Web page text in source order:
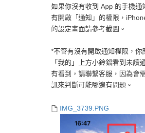
如果你沒有收到 App 的手機通
有開啟「通知」的權限，
的設定畫面請參考截圖。
*不管有沒有開啟通知權限，你
「我的」上方小鈴鐺看到未讀
有看到，請聯繫客服，因為會
訊來判斷可能哪邊有問題。
IMG_3739.PNG